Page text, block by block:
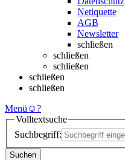
Netiquette
AGB
Newsletter
schließen
schließen
schließen
schließen
schließen
Menü ☺?
Volltextsuche
Suchbegriff:
Suchen